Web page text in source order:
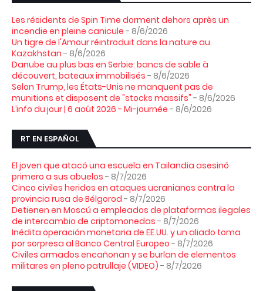
Les résidents de Spin Time dorment dehors après un
incendie en pleine canicule - 8/6/2026
Un tigre de l'Amour réintroduit dans la nature au
Kazakhstan - 8/6/2026
Danube au plus bas en Serbie: bancs de sable à
découvert, bateaux immobilisés - 8/6/2026
Selon Trump, les États-Unis ne manquent pas de
munitions et disposent de "stocks massifs" - 8/6/2026
L’info du jour | 6 août 2026 - Mi-journée - 8/6/2026
RT EN ESPAÑOL
El joven que atacó una escuela en Tailandia asesinó
primero a sus abuelos - 8/7/2026
Cinco civiles heridos en ataques ucranianos contra la
provincia rusa de Bélgorod - 8/7/2026
Detienen en Moscú a empleados de plataformas ilegales
de intercambio de criptomonedas - 8/7/2026
Inédita operación monetaria de EE.UU. y un aliado toma
por sorpresa al Banco Central Europeo - 8/7/2026
Civiles armados encañonan y se burlan de elementos
militares en pleno patrullaje (VIDEO) - 8/7/2026